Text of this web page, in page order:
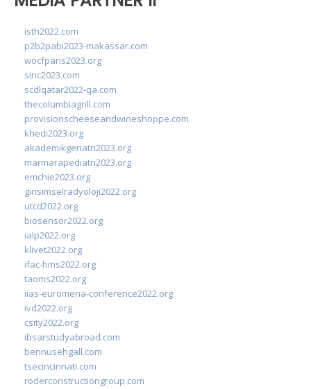
isth2022.com
p2b2pabi2023-makassar.com
wocfparis2023.org
sinc2023.com
scdlqatar2022-qa.com
thecolumbiagrill.com
provisionscheeseandwineshoppe.com
khedi2023.org
akademikgeriatri2023.org
marmarapediatri2023.org
emchie2023.org
girisimselradyoloji2022.org
utcd2022.org
biosensor2022.org
ialp2022.org
klivet2022.org
ifac-hms2022.org
taoms2022.org
iias-euromena-conference2022.org
ivd2022.org
csity2022.org
ibsarstudyabroad.com
bennusehgall.com
tsecincinnati.com
roderconstructiongroup.com